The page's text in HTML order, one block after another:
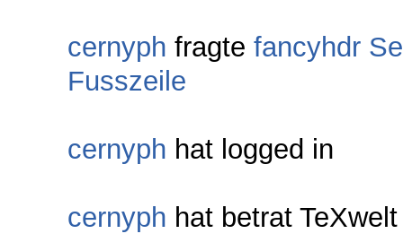
cernyph fragte fancyhdr
Fusszeile
cernyph hat logged in
cernyph hat betrat